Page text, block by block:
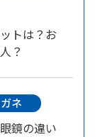
トは？お
？
ネ
鏡の違い